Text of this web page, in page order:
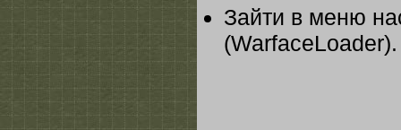
Зайти в меню
(WarfaceLoader).